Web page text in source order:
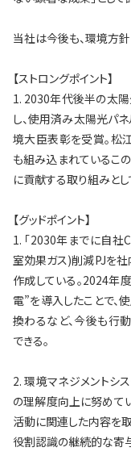
当社は今後も、環境方
【ストロングポイント】
1. 2030年代後半の太
し、使用済み太陽光パネ
境大臣表彰を受賞。松
も組み込まれているこ
に貢献する取り組みとし
【グッドポイント】
1. 「2030年までに自社
室効果ガス)削減PJを社
作成している。2024年
電”を導入したことで
換わるなど、今後も行
できる。
2. 環境マネジメントシ
の理解度向上に努めて
活動に関連した内容を
役割認識の継続的な寄